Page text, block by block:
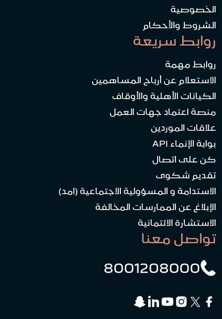
الخصوصية
الشروط والأحكام
روابط سريعة
روابط مهمة
الاستعلام عن أرباح المساهمين
الكيانات الأهلية والأوقاف
منصة اعتماد جهات العمل
علاقات الموردين
بوابة الإنماء API
كن على اتصال
تقديم شكوى
الاستدامة و المسؤولية الاجتماعية (امد)
الإبلاغ عن الممارسات المخالفة
الاستشارة الائتمانية
تواصل معنا
8001208000